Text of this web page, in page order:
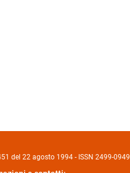
del 22 agosto 1994 - ISSN 2499-0949